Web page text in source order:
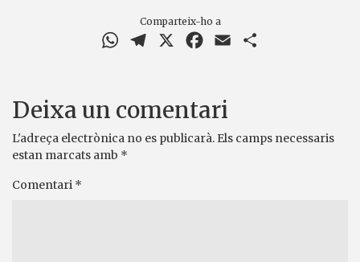
Comparteix-ho a
WhatsAppTelegram Facebook
Email
Deixa un comentari
L'adreça electrònica no es publicarà. Els camps necessaris
estan marcats amb *
Comentari *